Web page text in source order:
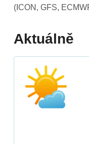
(ICON, GFS,
Aktuálně